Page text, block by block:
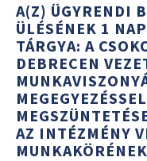
A(Z) ÜGYRENDI
ÜLÉSÉNEK 1
TÁRGYA: A
DEBRECEN
AZ INTÉZMÉNY